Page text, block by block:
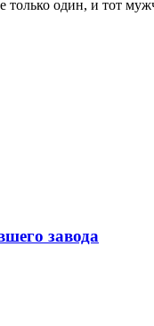
только один, и тот
завода